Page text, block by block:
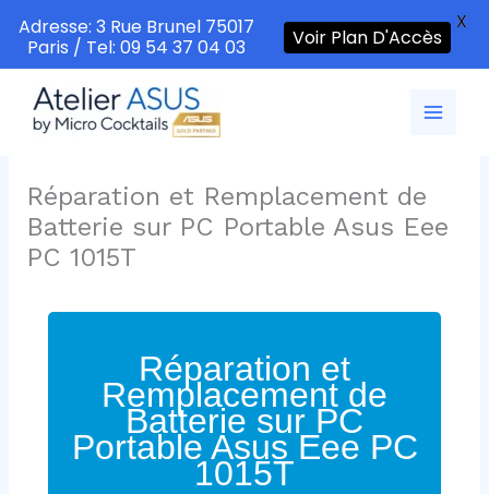
contenu
Réparation et Remplacement de
Batterie sur PC Portable Asus Eee
PC 1015T
Réparation et
Remplacement de
Batterie sur PC
Portable Asus Eee PC
1015T
Adresse: 3 Rue Brunel 75017
Paris / Tel: 09 54 37 04 03
Voir Plan D'Accès
X